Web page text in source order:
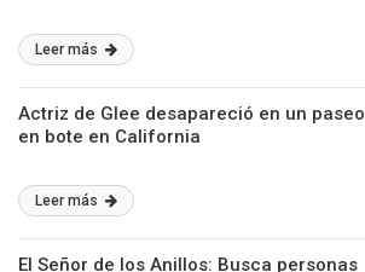
Leer más
Actriz de Glee desapareció en un paseo
en bote en California
Leer más
El Señor de los Anillos: Busca personas